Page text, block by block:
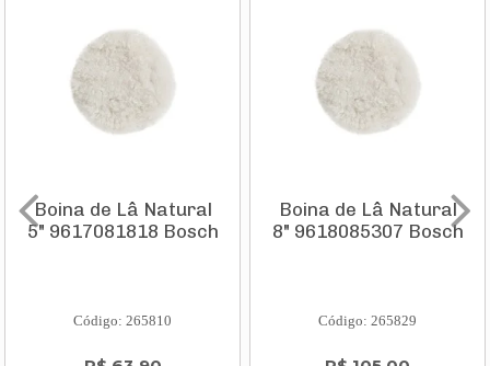
Boina de Lâ Natural
5" 9617081818 Bosch
Código: 265810
Boina de Lâ Natural
8" 9618085307 Bosch
Código: 265829